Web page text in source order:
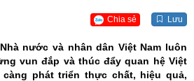
Chia sẻ Lưu
nước và nhân dân Việt Nam luôn
vun đắp và thúc đẩy quan hệ Việt
càng phát triển thực chất, hiệu quả,